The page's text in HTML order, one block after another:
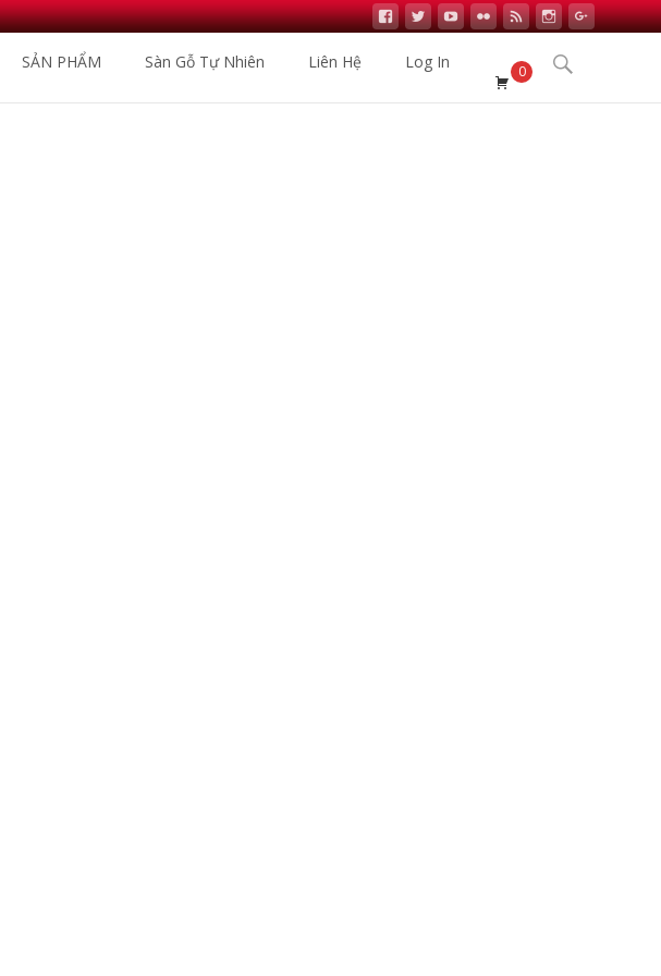
SẢN PHẨM Sàn Gỗ Tự Nhiên Liên Hệ Log In 0
Search